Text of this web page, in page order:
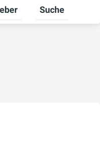
für Unternehmen
Untermenü für
Suche